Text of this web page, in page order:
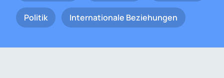
Politik Internationale Beziehungen